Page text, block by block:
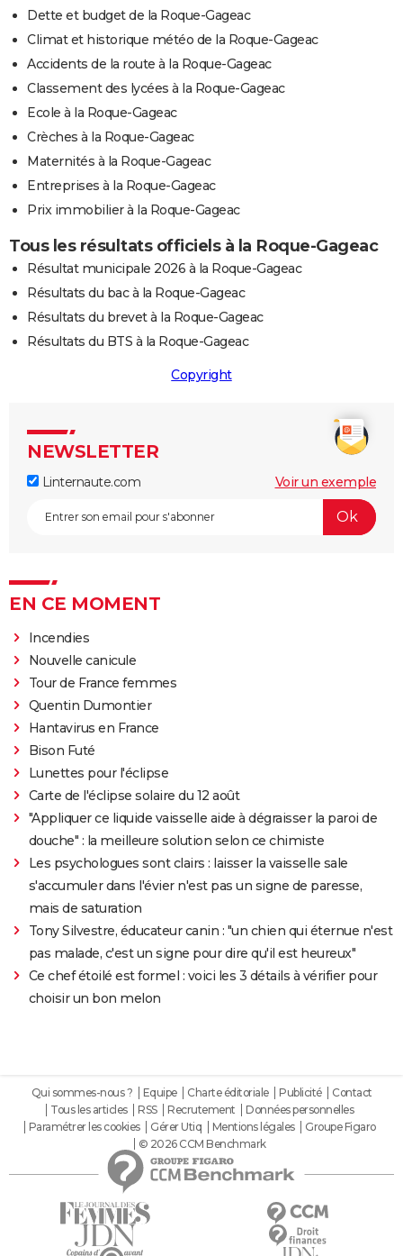
Dette et budget de la Roque-Gageac
Climat et historique météo de la Roque-Gageac
Accidents de la route à la Roque-Gageac
Classement des lycées à la Roque-Gageac
Ecole à la Roque-Gageac
Crèches à la Roque-Gageac
Maternités à la Roque-Gageac
Entreprises à la Roque-Gageac
Prix immobilier à la Roque-Gageac
Tous les résultats officiels à la Roque-Gageac
Résultat municipale 2026 à la Roque-Gageac
Résultats du bac à la Roque-Gageac
Résultats du brevet à la Roque-Gageac
Résultats du BTS à la Roque-Gageac
Copyright
NEWSLETTER
Linternaute.com Voir un exemple
EN CE MOMENT
Incendies
Nouvelle canicule
Tour de France femmes
Quentin Dumontier
Hantavirus en France
Bison Futé
Lunettes pour l'éclipse
Carte de l'éclipse solaire du 12 août
"Appliquer ce liquide vaisselle aide à dégraisser la paroi de
douche" : la meilleure solution selon ce chimiste
Les psychologues sont clairs : laisser la vaisselle sale
s'accumuler dans l'évier n'est pas un signe de paresse,
mais de saturation
Tony Silvestre, éducateur canin : "un chien qui éternue n'est
pas malade, c'est un signe pour dire qu'il est heureux"
Ce chef étoilé est formel : voici les 3 détails à vérifier pour
choisir un bon melon
Qui sommes-nous ? Equipe Charte éditoriale Publicité
Contact
Tous les articles
RSS Recrutement
Données personnelles
Paramétrer les cookies
Gérer Utiq Mentions légales
Groupe Figaro
© 2026 CCM Benchmark